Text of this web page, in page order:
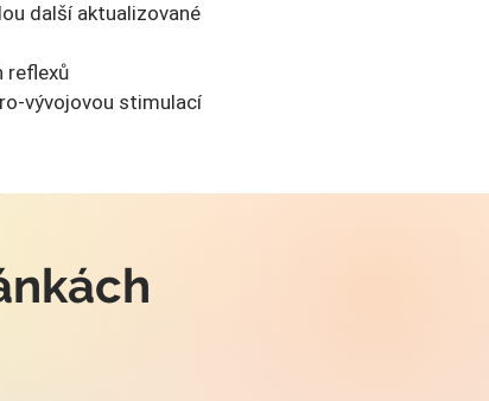
další aktualizované
reflexů
vývojovou stimulací